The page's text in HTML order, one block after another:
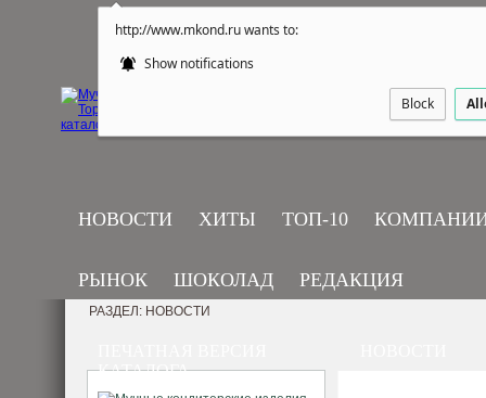
http://www.mkond.ru wants to:
Show notifications
Block
НОВОСТИ ХИТЫ ТОП-10
РЫНОК ШОКОЛАД РЕДАКЦИЯ
КАТАЛОГА
РАЗДЕЛ: НОВОСТИ